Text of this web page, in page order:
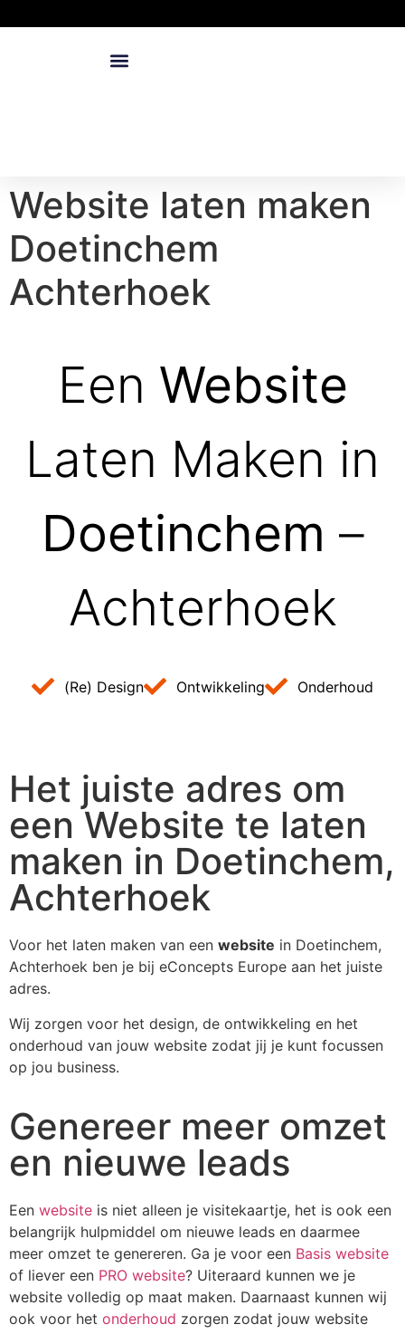
Website laten maken
Doetinchem
Achterhoek
Een Website
Laten Maken in
Doetinchem –
Achterhoek
(Re) Design Ontwikkeling Onderhoud
Het juiste adres om
een Website te laten
maken in Doetinchem,
Achterhoek
Voor het laten maken van een website in Doetinchem,
Achterhoek ben je bij eConcepts Europe aan het juiste
adres.
Wij zorgen voor het design, de ontwikkeling en het
onderhoud van jouw website zodat jij je kunt focussen
op jou business.
Genereer meer omzet
en nieuwe leads
Een website is niet alleen je visitekaartje, het is ook een
belangrijk hulpmiddel om nieuwe leads en daarmee
meer omzet te genereren. Ga je voor een Basis website
of liever een PRO website? Uiteraard kunnen we je
website volledig op maat maken. Daarnaast kunnen wij
ook voor het onderhoud zorgen zodat jouw website